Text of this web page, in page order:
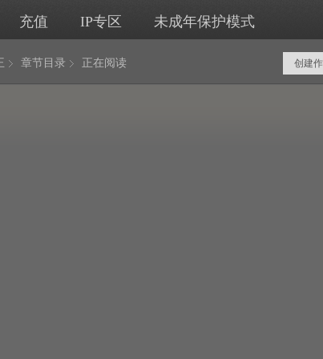
充值 IP专区 未成年保护模式
章节目录 正在阅读 创建